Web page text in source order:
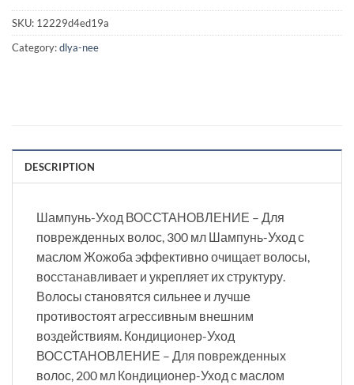
SKU: 12229d4ed19a
Category:dlya-nee
DESCRIPTION
Шампунь-Уход ВОССТАНОВЛЕНИЕ – Для
поврежденных волос, 300 мл Шампунь-Уход с
маслом Жожоба эффективно очищает волосы,
восстанавливает и укрепляет их структуру.
Волосы становятся сильнее и лучше
противостоят агрессивным внешним
воздействиям. Кондиционер-Уход
ВОССТАНОВЛЕНИЕ – Для поврежденных
волос, 200 мл Кондиционер-Уход с маслом